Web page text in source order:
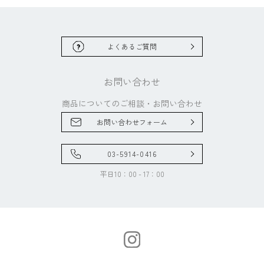
よくあるご質問
お問い合わせ
商品についてのご相談・ お問い合わせ
お問い合わせフォーム
03-5914-0416
平日10：00 - 17：00